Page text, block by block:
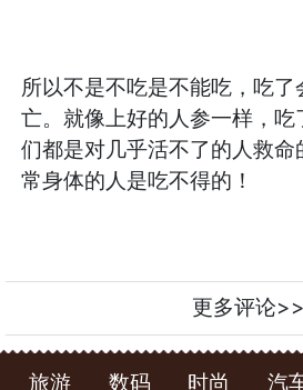
所以不是不吃是不能吃，吃
亡。就像上好的人参一样，吃
们都是对几乎活不了的人救命
常身体的人是吃不得的！
更多评论>>
旅游 数码 时尚 汽